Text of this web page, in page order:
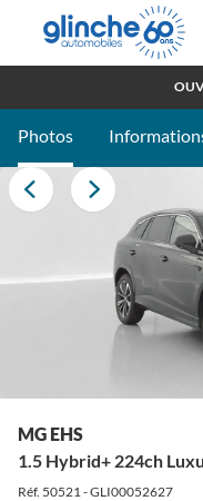
RETROUVEZ-NOUS À
Photos
MG EHS
1.5 Hybrid+ 224ch
Réf. 50521 - GLI00052627